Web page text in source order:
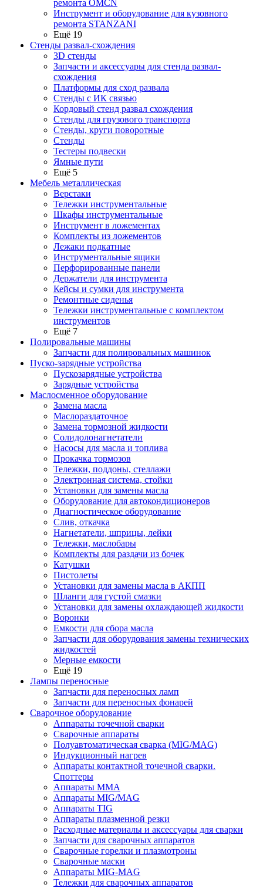
ремонта OMCN
Инструмент и оборудование для кузовного
ремонта STANZANI
Ещё 19
Стенды развал-схождения
3D стенды
Запчасти и аксессуары для стенда развал-
схождения
Платформы для сход развала
Стенды с ИК связью
Кордовый стенд развал схождения
Стенды для грузового транспорта
Стенды, круги поворотные
Стенды
Тестеры подвески
Ямные пути
Ещё 5
Мебель металлическая
Верстаки
Тележки инструментальные
Шкафы инструментальные
Инструмент в ложементах
Комплекты из ложементов
Лежаки подкатные
Инструментальные ящики
Перфорированные панели
Держатели для инструмента
Кейсы и сумки для инструмента
Ремонтные сиденья
Тележки инструментальные с комплектом
инструментов
Ещё 7
Полировальные машины
Запчасти для полировальных машинок
Пуско-зарядные устройства
Пускозарядные устройства
Зарядные устройства
Маслосменное оборудование
Замена масла
Маслораздаточное
Замена тормозной жидкости
Солидолонагнетатели
Насосы для масла и топлива
Прокачка тормозов
Тележки, поддоны, стеллажи
Электронная система, стойки
Установки для замены масла
Оборудование для автокондиционеров
Диагностическое оборудование
Слив, откачка
Нагнетатели, шприцы, лейки
Тележки, маслобары
Комплекты для раздачи из бочек
Катушки
Пистолеты
Установки для замены масла в АКПП
Шланги для густой смазки
Установки для замены охлаждающей жидкости
Воронки
Емкости для сбора масла
Запчасти для оборудования замены технических
жидкостей
Мерные емкости
Ещё 19
Лампы переносные
Запчасти для переносных ламп
Запчасти для переносных фонарей
Сварочное оборудование
Аппараты точечной сварки
Сварочные аппараты
Полуавтоматическая сварка (MIG/MAG)
Индукционный нагрев
Аппараты контактной точечной сварки.
Споттеры
Аппараты MMA
Аппараты MIG/MAG
Аппараты TIG
Аппараты плазменной резки
Расходные материалы и аксессуары для сварки
Запчасти для сварочных аппаратов
Сварочные горелки и плазмотроны
Сварочные маски
Аппараты MIG-MAG
Тележки для сварочных аппаратов